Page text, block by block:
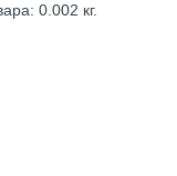
0.002 кг.